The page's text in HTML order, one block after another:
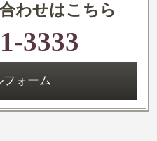
わせはこちら
3333
フォーム